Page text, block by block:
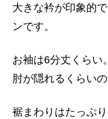
大きな衿が印象的
ンです。
お袖は6分丈くらい。
肘が隠れるくらい
裾まわりはたっぷ